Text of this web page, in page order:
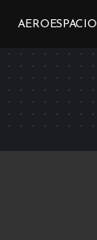
AEROESPACIO